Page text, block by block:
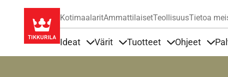
KotimaalaritAmmattilaisetTeollisuusTietoa
Ideat Värit Tuotteet Ohjeet